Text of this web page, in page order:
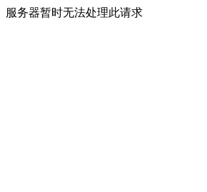
服务器暂时无法处理此请求